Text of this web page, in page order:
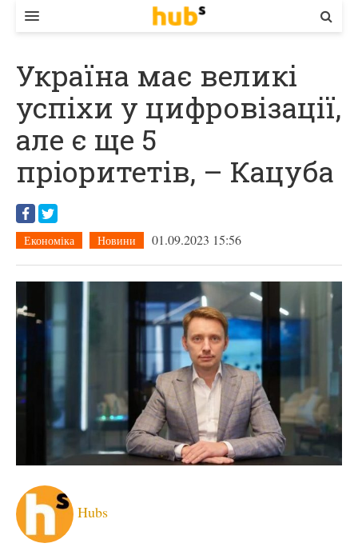
ЕКОНОМІКА
БІЗНЕС
СТАРТЕР
КОНТАКТИ
Україна має великі
успіхи у цифровізації,
але є ще 5
пріоритетів, – Кацуба
Економіка Новини 01.09.2023 15:56
Hubs